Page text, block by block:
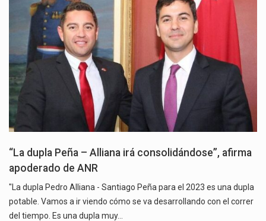
“La dupla Peña – Alliana irá consolidándose”, afirma
apoderado de ANR
"La dupla Pedro Alliana - Santiago Peña para el 2023 es una dupla
potable. Vamos a ir viendo cómo se va desarrollando con el correr
del tiempo. Es una dupla muy…